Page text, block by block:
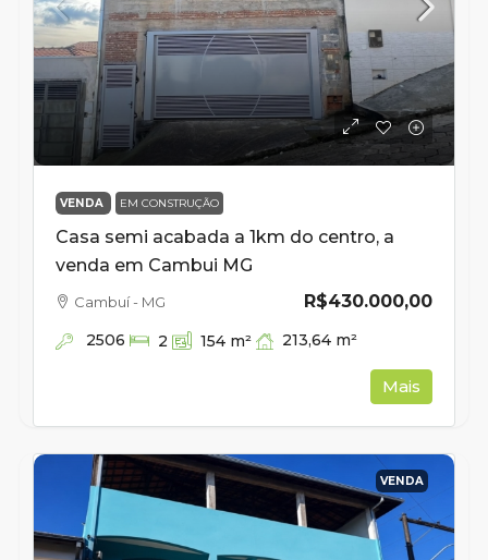
VENDA EM CONSTRUÇÃO
Casa semi acabada a 1km do centro, a
venda em Cambui MG
R$430.000,00
Cambuí - MG
2506 2 154 m² 213,64 m²
Mais
VENDA